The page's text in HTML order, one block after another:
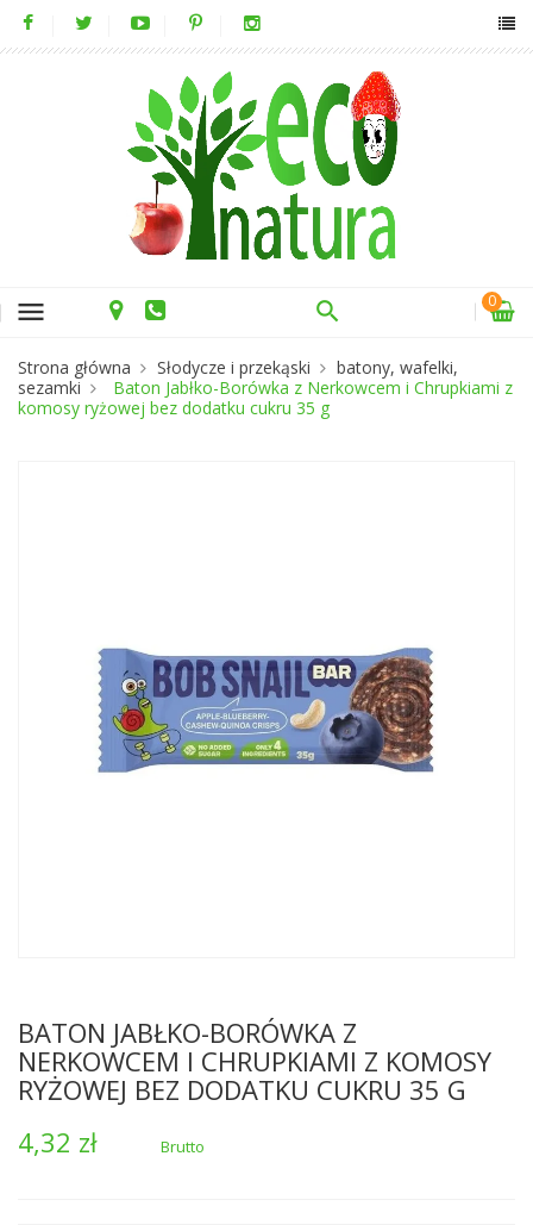
menu 0
Strona główna Słodycze i przekąski
batony, wafelki,
sezamki
Baton Jabłko-Borówka z Nerkowcem i Chrupkiami z
komosy ryżowej bez dodatku cukru 35 g
BATON JABŁKO-BORÓWKA Z
NERKOWCEM I CHRUPKIAMI Z KOMOSY
RYŻOWEJ BEZ DODATKU CUKRU 35 G
4,32 zł
Brutto